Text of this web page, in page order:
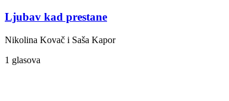
Ljubav kad prestane
Nikolina Kovač i Saša Kapor
1 glasova